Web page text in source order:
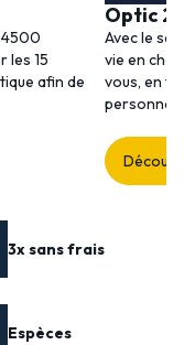
les 15
afin de
Optic
Avec le
vie en
vous, en
3x sans frais
Espèces